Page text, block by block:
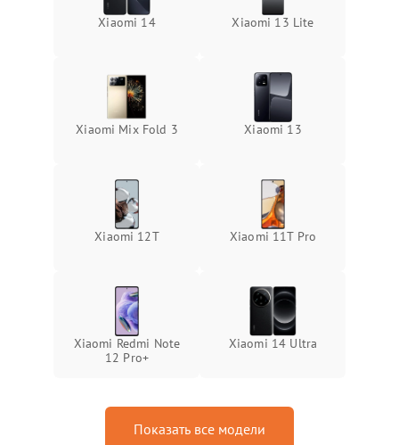
Xiaomi 14 Xiaomi 13 Lite
Xiaomi Mix Fold 3 Xiaomi 13
Xiaomi 12T Xiaomi 11T Pro
Xiaomi Redmi Note
12 Pro+
Xiaomi 14 Ultra
Показать все модели